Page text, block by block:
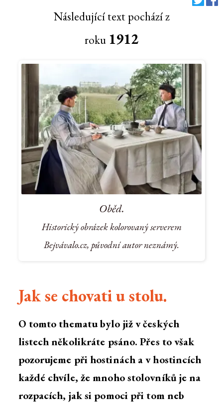
Následující text pochází z
roku 1912
Oběd.
Historický obrázek kolorovaný serverem
Bejvávalo.cz, původní autor neznámý.
Jak se chovati u stolu.
O tomto thematu bylo již v českých
listech několikráte psáno. Přes to však
pozorujeme při hostinách a v hostincích
každé chvíle, že mnoho stolovníků je na
rozpacích, jak si pomoci při tom neb